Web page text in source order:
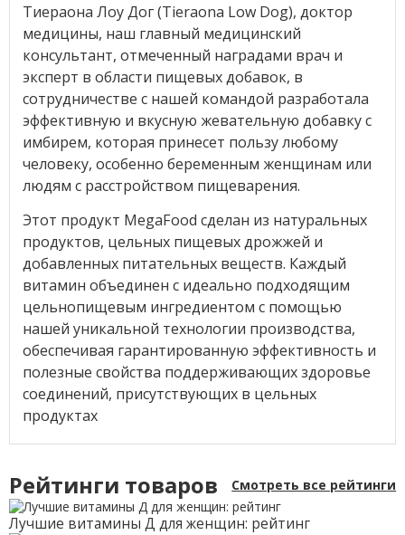
Тиераона Лоу Дог (Tieraona Low Dog), доктор
медицины, наш главный медицинский
консультант, отмеченный наградами врач и
эксперт в области пищевых добавок, в
сотрудничестве с нашей командой разработала
эффективную и вкусную жевательную добавку с
имбирем, которая принесет пользу любому
человеку, особенно беременным женщинам или
людям с расстройством пищеварения.
Этот продукт MegaFood сделан из натуральных
продуктов, цельных пищевых дрожжей и
добавленных питательных веществ. Каждый
витамин объединен с идеально подходящим
цельнопищевым ингредиентом с помощью
нашей уникальной технологии производства,
обеспечивая гарантированную эффективность и
полезные свойства поддерживающих здоровье
соединений, присутствующих в цельных
продуктах
Рейтинги товаров Смотреть все рейтинги
Лучшие витамины Д для женщин: рейтинг